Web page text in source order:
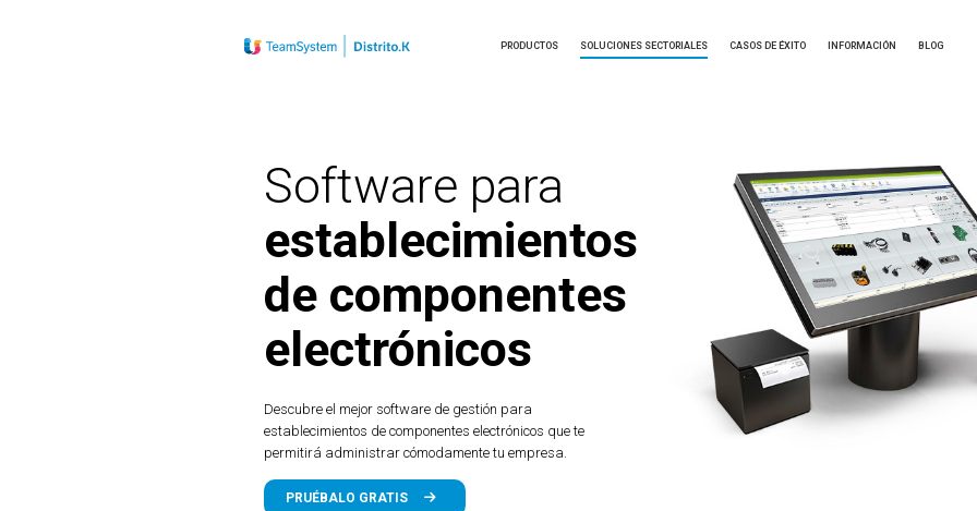
PRODUCTOS SOLUCIONES SECTORIALES CASOS DE ÉXITO INFORMACIÓN BLOG
Software para
establecimientos
de componentes
electrónicos
Descubre el mejor software de gestión para
establecimientos de componentes electrónicos que te
permitirá administrar cómodamente tu empresa.
PRUÉBALO GRATIS